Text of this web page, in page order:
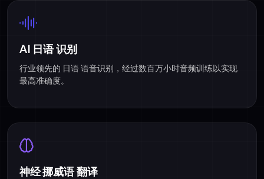
AI 日语 识别
行业领先的 日语 语音识别，经过数百万小时音频训练以实现
最高准确度。
神经 挪威语 翻译